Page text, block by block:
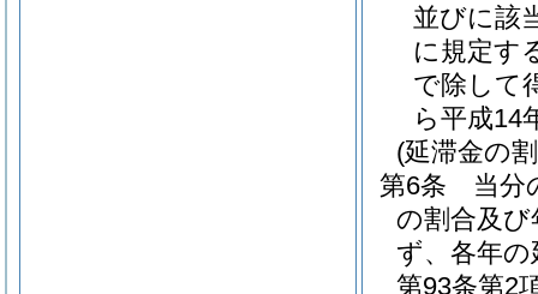
並びに該
に規定す
で除して
ら平成14
(延滞金の
第6条
当分
の割合及
ず、各年
第93条第2